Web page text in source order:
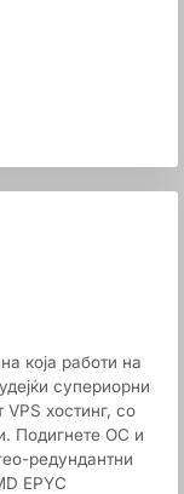
која работи на
супериорни
хостинг, со
Подигнете ОС и
редундантни
EPYC